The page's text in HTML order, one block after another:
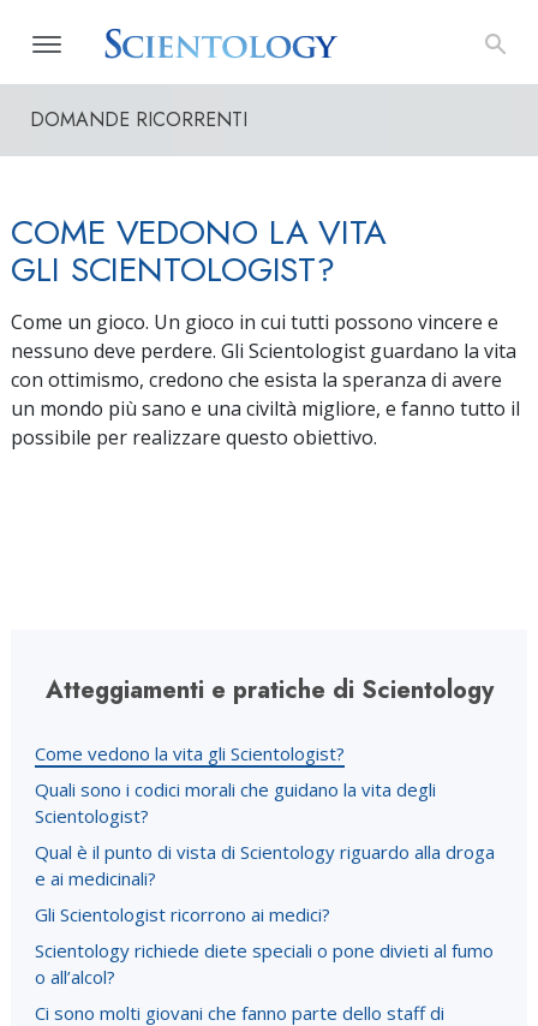
DOMANDE RICORRENTI
COME VEDONO LA VITA
GLI SCIENTOLOGIST?
Come un gioco. Un gioco in cui tutti possono vincere e
nessuno deve perdere. Gli Scientologist guardano la vita
con ottimismo, credono che esista la speranza di avere
un mondo più sano e una civiltà migliore, e fanno tutto il
possibile per realizzare questo obiettivo.
Atteggiamenti e pratiche di Scientology
Come vedono la vita gli Scientologist?
Quali sono i codici morali che guidano la vita degli
Scientologist?
Qual è il punto di vista di Scientology riguardo alla droga
e ai medicinali?
Gli Scientologist ricorrono ai medici?
Scientology richiede diete speciali o pone divieti al fumo
o all’alcol?
Ci sono molti giovani che fanno parte dello staff di